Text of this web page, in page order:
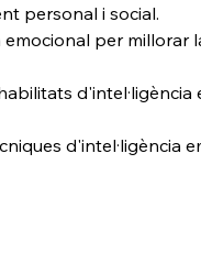
personal i social.
per millorar
d'intel·ligència
d'intel·ligència